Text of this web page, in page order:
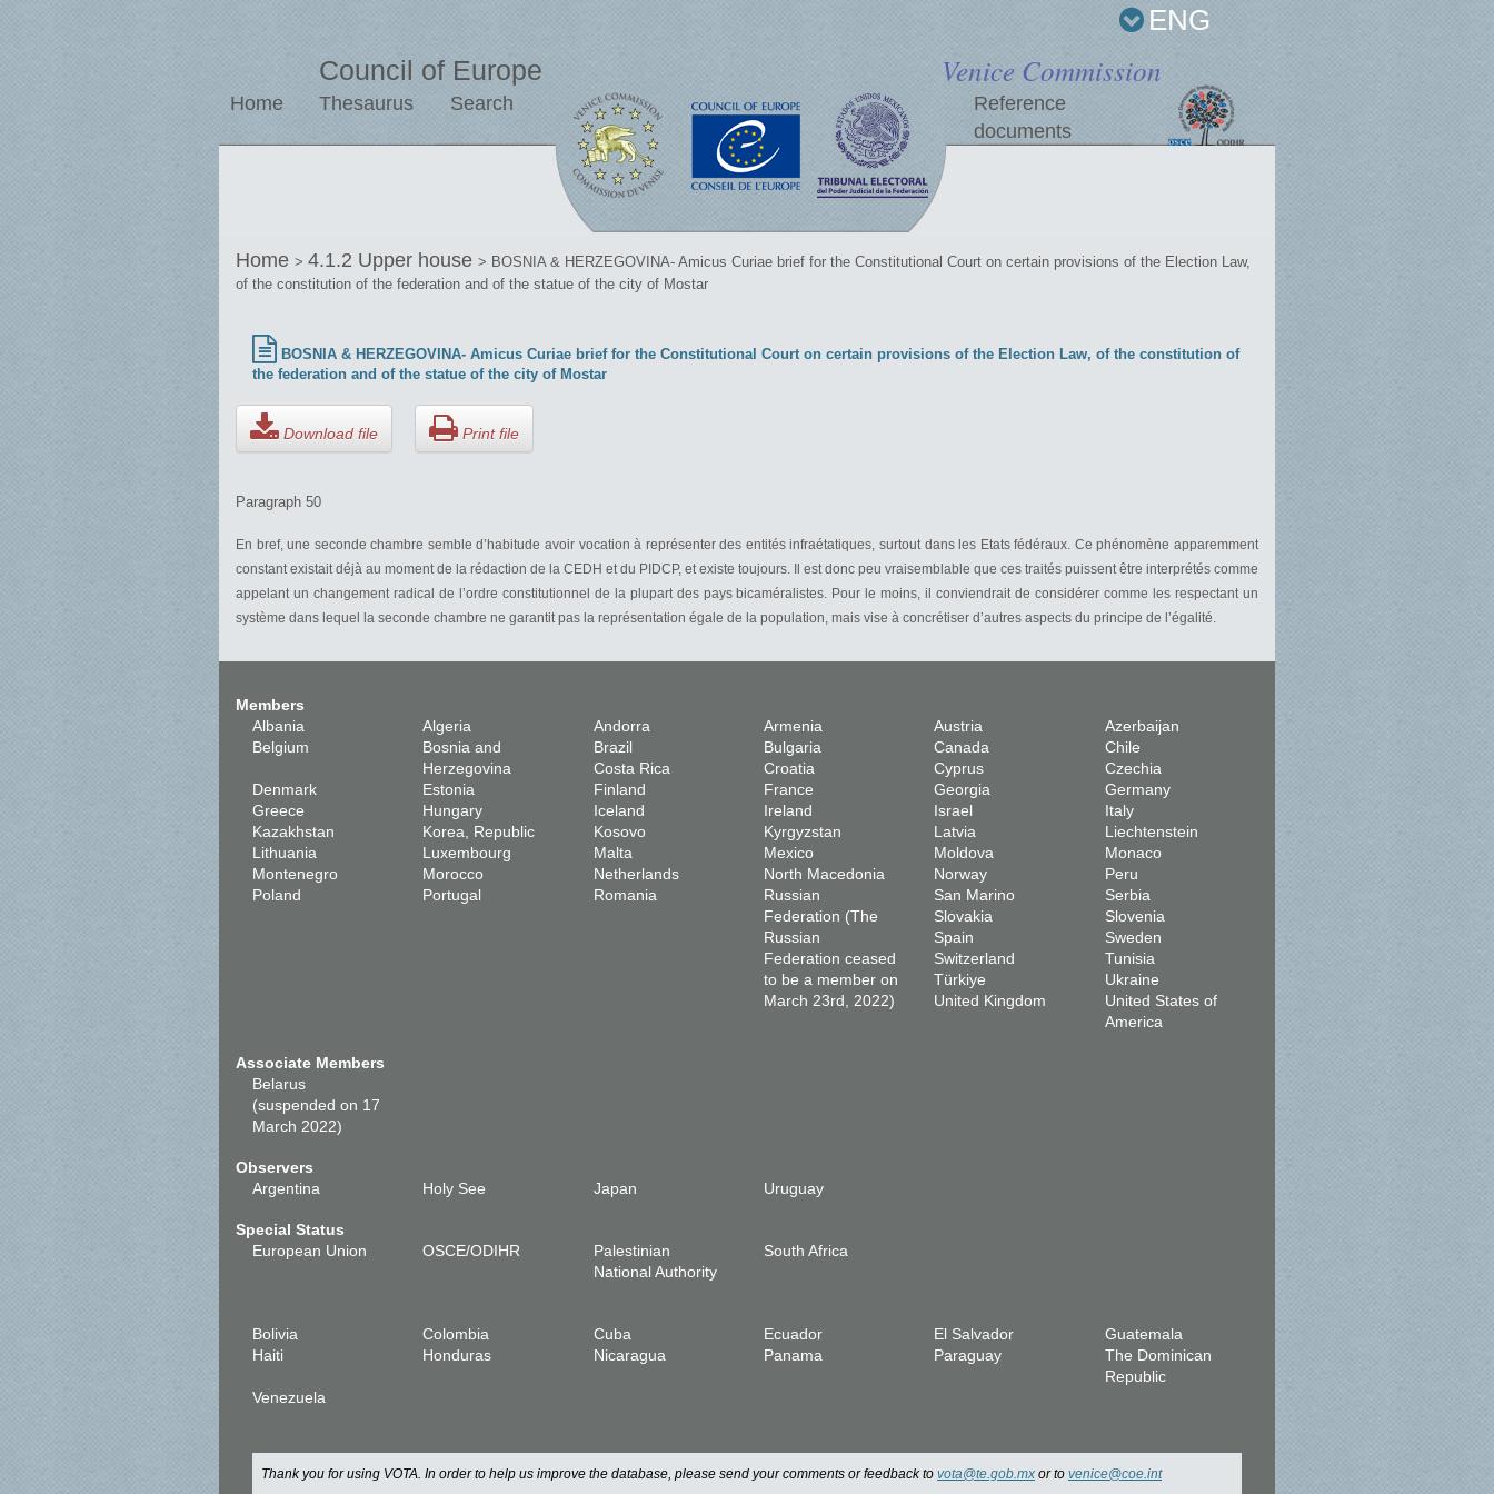
ENG
Council of Europe Venice Commission
Home Thesaurus Search
Reference
documents
Home > 4.1.2 Upper house > BOSNIA & HERZEGOVINA- Amicus Curiae brief for the Constitutional Court on certain provisions of the Election Law,
of the constitution of the federation and of the statue of the city of Mostar
BOSNIA & HERZEGOVINA- Amicus Curiae brief for the Constitutional Court on certain provisions of the Election Law, of the constitution of
the federation and of the statue of the city of Mostar
Download file Print file
Paragraph 50
En bref, une seconde chambre semble d’habitude avoir vocation à représenter des entités infraétatiques, surtout dans les Etats fédéraux. Ce phénomène apparemment
constant existait déjà au moment de la rédaction de la CEDH et du PIDCP, et existe toujours. Il est donc peu vraisemblable que ces traités puissent être interprétés comme
appelant un changement radical de l’ordre constitutionnel de la plupart des pays bicaméralistes. Pour le moins, il conviendrait de considérer comme les respectant un
système dans lequel la seconde chambre ne garantit pas la représentation égale de la population, mais vise à concrétiser d’autres aspects du principe de l’égalité.
Members
Albania
Algeria Andorra Armenia Austria
Azerbaijan
Belgium
Bosnia and
Herzegovina
Brazil Bulgaria Canada
Chile
Costa Rica
Croatia Cyprus
Czechia
Denmark
Estonia Finland France Georgia
Germany
Greece
Hungary Iceland Ireland Israel
Italy
Kazakhstan
Korea, Republic Kosovo Kyrgyzstan Latvia
Liechtenstein
Lithuania
Luxembourg Malta Mexico Moldova
Monaco
Montenegro
Morocco Netherlands North Macedonia Norway
Peru
Poland
Portugal Romania
Russian
Federation (The
Russian
Federation ceased
to be a member on
March 23rd, 2022)
San Marino
Serbia
Slovakia
Slovenia
Spain
Sweden
Switzerland
Tunisia
Türkiye
Ukraine
United Kingdom
United States of
America
Associate Members
Belarus
(suspended on 17
March 2022)
Observers
Argentina
Holy See Japan Uruguay
Special Status
European Union
OSCE/ODIHR
Palestinian
National Authority
South Africa
Bolivia Colombia Cuba Ecuador El Salvador
Guatemala
Haiti
Honduras Nicaragua Panama Paraguay
The Dominican
Republic
Venezuela
Thank you for using VOTA. In order to help us improve the database, please send your comments or feedback to vota@te.gob.mx or to venice@coe.int